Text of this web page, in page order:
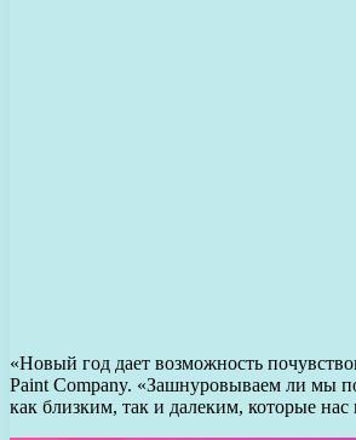
«Новый год дает возможность
Paint Company. «Зашнуровываем ли мы
как близким, так и далеким, которые